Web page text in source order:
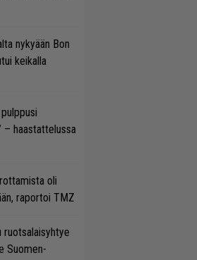
nykyään Bon
keikalla
– haastattelussa
oli
raportoi TMZ
ruotsalaisyhtye
Suomen-